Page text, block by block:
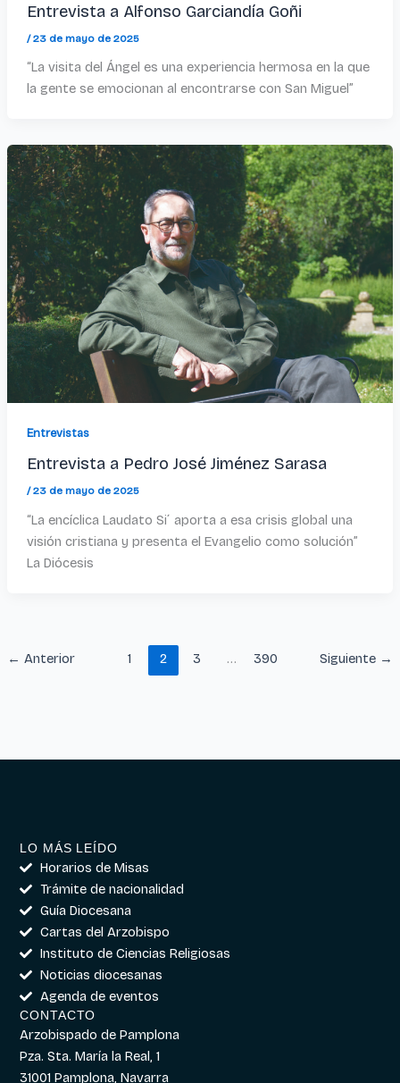
Entrevista a Alfonso Garciandía Goñi
/23 de mayo de 2025
“La visita del Ángel es una experiencia hermosa en la que
la gente se emocionan al encontrarse con San Miguel”
Entrevistas
Entrevista a Pedro José Jiménez Sarasa
/23 de mayo de 2025
“La encíclica Laudato Si´ aporta a esa crisis global una
visión cristiana y presenta el Evangelio como solución”
La Diócesis
← Anterior 1 2 3 … 390 Siguiente →
LO MÁS LEÍDO
Horarios de Misas
Trámite de nacionalidad
Guía Diocesana
Cartas del Arzobispo
Instituto de Ciencias Religiosas
Noticias diocesanas
Agenda de eventos
CONTACTO
Arzobispado de Pamplona
Pza. Sta. María la Real, 1
31001 Pamplona, Navarra